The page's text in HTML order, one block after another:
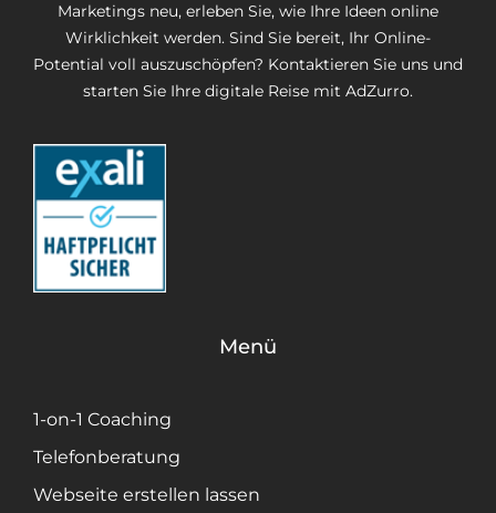
Marketings neu, erleben Sie, wie Ihre Ideen online
Wirklichkeit werden. Sind Sie bereit, Ihr Online-
Potential voll auszuschöpfen? Kontaktieren Sie uns und
starten Sie Ihre digitale Reise mit AdZurro.
Menü
1-on-1 Coaching
Telefonberatung
Webseite erstellen lassen